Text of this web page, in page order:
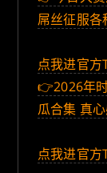
屌丝征服
点我进官
👉2026年
瓜合集 真
点我进官